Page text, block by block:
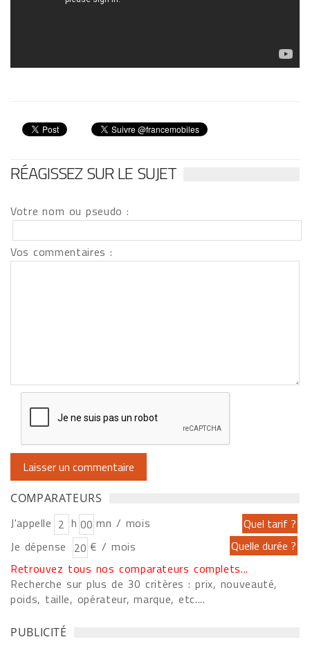
RÉAGISSEZ SUR LE SUJET
Votre nom ou pseudo :
Vos commentaires :
COMPARATEURS
J'appelle h
mn / mois
Je dépense
€ / mois
Retrouvez tous nos comparateurs complets...
Recherche sur plus de 30 critères : prix, nouveauté,
poids, taille, opérateur, marque, etc....
PUBLICITÉ